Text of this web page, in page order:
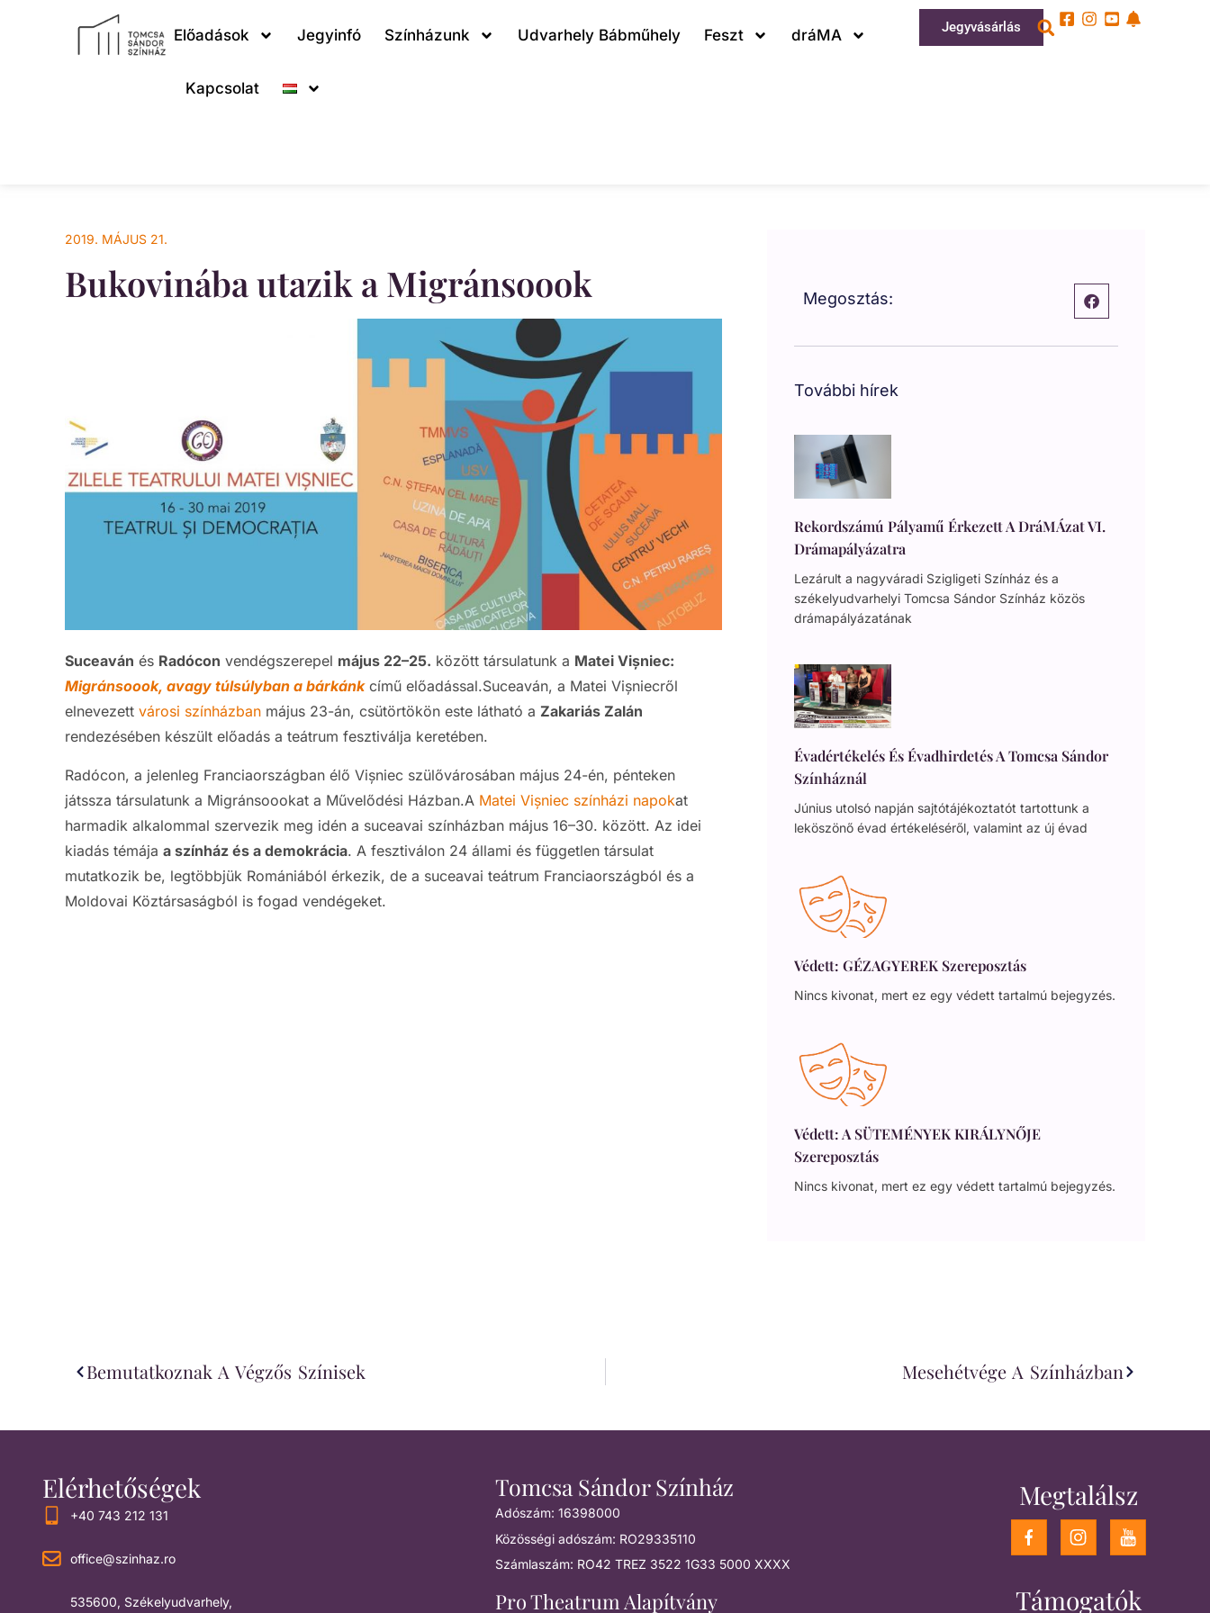
Előadások Jegyinfó Színházunk Udvarhely Bábműhely Feszt dráMA
Kapcsolat
Jegyvásárlás
2019. MÁJUS 21.
Bukovinába utazik a Migránsoook
Suceaván és Radócon vendégszerepel május 22–25. között társulatunk a Matei Vișniec:
Migránsoook, avagy túlsúlyban a bárkánkcímű előadással.Suceaván, a Matei Vișniecről
elnevezett városi színházban május 23-án, csütörtökön este látható a Zakariás Zalán
rendezésében készült előadás a teátrum fesztiválja keretében.
Radócon, a jelenleg Franciaországban élő Vișniec szülővárosában május 24-én, pénteken
játssza társulatunk a Migránsoookat a Művelődési Házban.A Matei Vișniec színházi napokat
harmadik alkalommal szervezik meg idén a suceavai színházban május 16–30. között. Az idei
kiadás témája a színház és a demokrácia. A fesztiválon 24 állami és független társulat
mutatkozik be, legtöbbjük Romániából érkezik, de a suceavai teátrum Franciaországból és a
Moldovai Köztársaságból is fogad vendégeket.
Megosztás:
További hírek
Rekordszámú Pályamű Érkezett A DráMÁzat VI.
Drámapályázatra
Lezárult a nagyváradi Szigligeti Színház és a
székelyudvarhelyi Tomcsa Sándor Színház közös
drámapályázatának
Évadértékelés És Évadhirdetés A Tomcsa Sándor
Színháznál
Június utolsó napján sajtótájékoztatót tartottunk a
leköszönő évad értékeléséről, valamint az új évad
Védett: GÉZAGYEREK Szereposztás
Nincs kivonat, mert ez egy védett tartalmú bejegyzés.
Védett: A SÜTEMÉNYEK KIRÁLYNŐJE
Szereposztás
Nincs kivonat, mert ez egy védett tartalmú bejegyzés.
Bemutatkoznak A Végzős Színisek Mesehétvége A Színházban
Elérhetőségek
+40 743 212 131
office@szinhaz.ro
535600, Székelyudvarhely,
Tomcsa Sándor Színház
Adószám: 16398000
Közösségi adószám: RO29335110
Számlaszám: RO42 TREZ 3522 1G33 5000 XXXX
Pro Theatrum Alapítvány
Megtalálsz
Támogatók